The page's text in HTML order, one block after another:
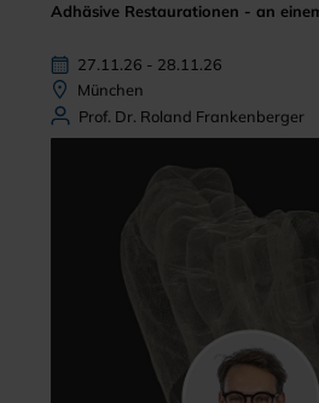
Adhäsive Restaurationen - an
27.11.26 - 28.11.26
München
Prof. Dr. Roland Frankenberger